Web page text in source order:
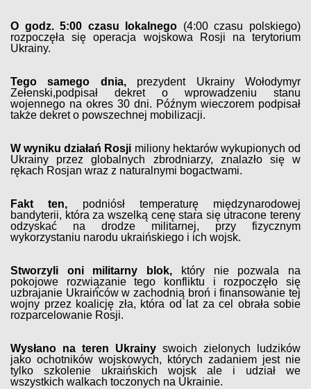
O godz. 5:00 czasu lokalnego (4:00 czasu polskiego)
rozpoczęła się operacja wojskowa Rosji na terytorium
Ukrainy.
Tego samego dnia,prezydent Ukrainy Wołodymyr
Zełenski,podpisał dekret o wprowadzeniu stanu
wojennego na okres 30 dni. Późnym wieczorem podpisał
także dekret o powszechnej mobilizacji.
W wyniku działań Rosji miliony hektarów wykupionych od
Ukrainy przez globalnych zbrodniarzy, znalazło się w
rękach Rosjan wraz z naturalnymi bogactwami.
Fakt ten, podniósł temperaturę międzynarodowej
bandyterii, która za wszelką cenę stara się utracone tereny
odzyskać na drodze militarnej, przy fizycznym
wykorzystaniu narodu ukraińskiego i ich wojsk.
Stworzyli oni militarny blok, który nie pozwala na
pokojowe rozwiązanie tego konfliktu i rozpoczęło się
uzbrajanie Ukraińców w zachodnią broń i finansowanie tej
wojny przez koalicję zła, która od lat za cel obrała sobie
rozparcelowanie Rosji.
Wysłano na teren Ukrainy swoich zielonych ludzików
jako ochotników wojskowych, których zadaniem jest nie
tylko szkolenie ukraińskich wojsk ale i udział we
wszystkich walkach toczonych na Ukrainie.